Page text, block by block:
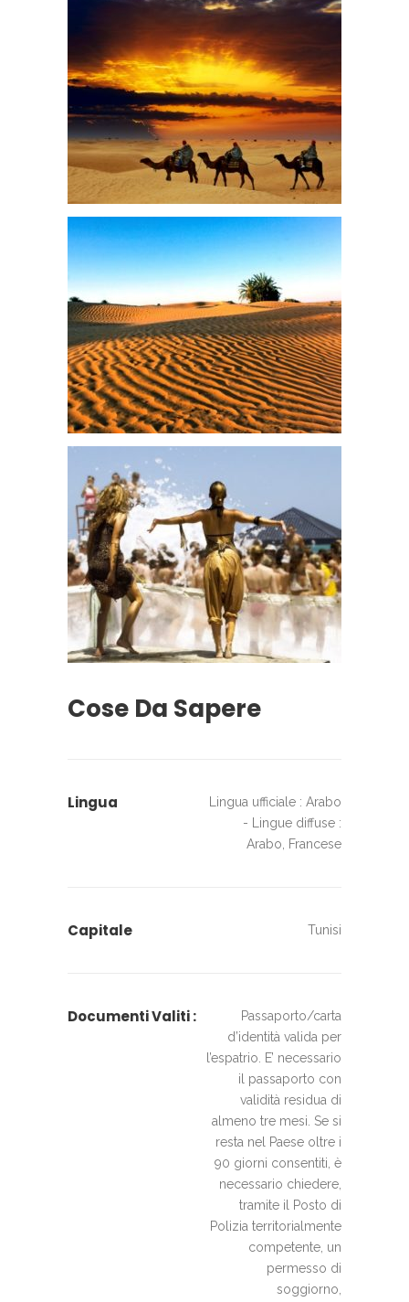
Cose Da Sapere
Lingua
Lingua ufficiale : Arabo
- Lingue diffuse :
Arabo, Francese
Capitale Tunisi
Documenti Valiti :
Passaporto/carta
d’identità valida per
l’espatrio. E’ necessario
il passaporto con
validità residua di
almeno tre mesi. Se si
resta nel Paese oltre i
90 giorni consentiti, è
necessario chiedere,
tramite il Posto di
Polizia territorialmente
competente, un
permesso di
soggiorno,